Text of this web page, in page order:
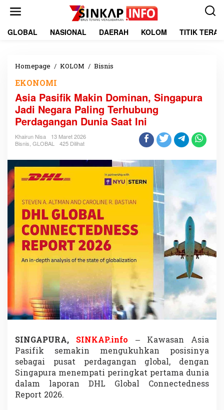
GLOBAL NASIONAL DAERAH KOLOM TITIK
Homepage / KOLOM / Bisnis
a
P
a
s
M
a
k
n
m
i
a
n
S
i
n
g
a
u
r
a
J
a
d
EKONOMI
Asia Pasifik Makin Dominan, Singapura
Jadi Negara Paling Terhubung
Perdagangan Dunia Saat Ini
Khairun Nisa
13 Maret 2026
Bisnis GLOBAL 425 Dilihat
SINGAPURA, SINKAP.info – Kawasan Asia
Pasifik semakin mengukuhkan posisinya
sebagai pusat perdagangan global, dengan
Singapura menempati peringkat pertama dunia
dalam laporan DHL Global Connectedness
Report 2026.